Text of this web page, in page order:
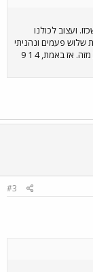
ועצוב לכולנו
שלוש פעמים ונהניתי
מכל רגע. היא טיפה מרעישה אבל לא יודע מזה. אז באמת, 4 1 9
#3